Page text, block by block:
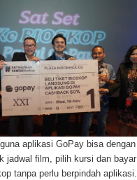
aplikasi GoPay bisa dengan
jadwal film, pilih kursi dan bayar
tanpa perlu berpindah aplikasi.